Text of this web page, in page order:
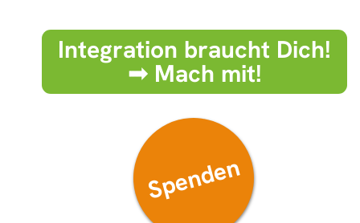
Integration braucht Dich!
➟ Mach mit!
Spenden